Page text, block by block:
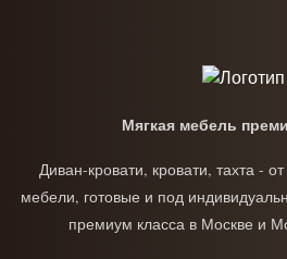
Мягкая мебель
Диван-кровати, кровати, тахта -
мебели, готовые и под
премиум класса в Москве и